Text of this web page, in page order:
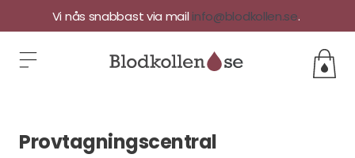
Vi nås snabbast via mail info@blodkollen.se.
Provtagningscentral